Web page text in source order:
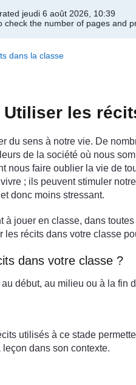
jeudi 6 août 2026, 10:39
check the number of pages and
dans la classe
les
du sens à notre vie. De
de la société où nous
nous faire oublier la vie de
; ils peuvent stimuler
donc moins stressant.
à jouer en classe, dans
les récits dans votre classe
dans votre classe ?
début, au milieu ou à la fin
utilisés à ce stade
dans son contexte.